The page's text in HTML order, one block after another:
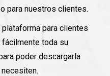
para nuestros clientes.
para clientes
fácilmente toda su
poder descargarla